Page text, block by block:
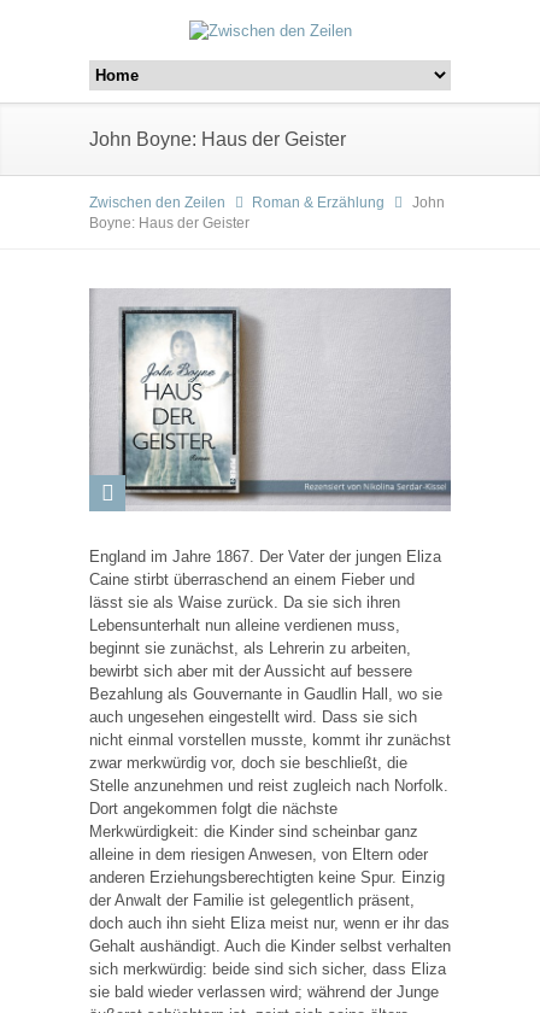
John Boyne: Haus der Geister
Zwischen den Zeilen Roman & Erzählung
John
Boyne: Haus der Geister
England im Jahre 1867. Der Vater der jungen Eliza
Caine stirbt überraschend an einem Fieber und
lässt sie als Waise zurück. Da sie sich ihren
Lebensunterhalt nun alleine verdienen muss,
beginnt sie zunächst, als Lehrerin zu arbeiten,
bewirbt sich aber mit der Aussicht auf bessere
Bezahlung als Gouvernante in Gaudlin Hall, wo sie
auch ungesehen eingestellt wird. Dass sie sich
nicht einmal vorstellen musste, kommt ihr zunächst
zwar merkwürdig vor, doch sie beschließt, die
Stelle anzunehmen und reist zugleich nach Norfolk.
Dort angekommen folgt die nächste
Merkwürdigkeit: die Kinder sind scheinbar ganz
alleine in dem riesigen Anwesen, von Eltern oder
anderen Erziehungsberechtigten keine Spur. Einzig
der Anwalt der Familie ist gelegentlich präsent,
doch auch ihn sieht Eliza meist nur, wenn er ihr das
Gehalt aushändigt. Auch die Kinder selbst verhalten
sich merkwürdig: beide sind sich sicher, dass Eliza
sie bald wieder verlassen wird; während der Junge